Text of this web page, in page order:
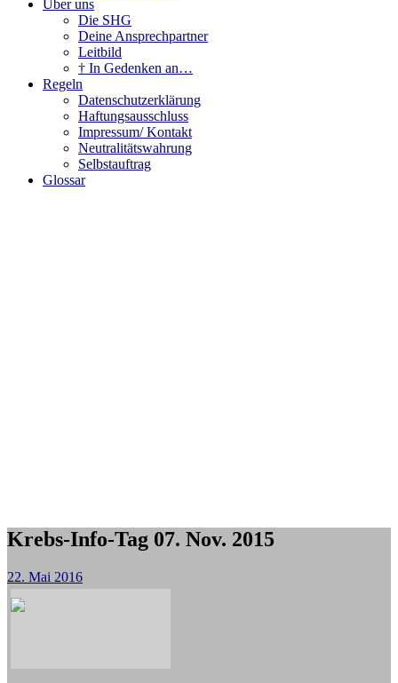
Über uns
Die SHG
Deine Ansprechpartner
Leitbild
† In Gedenken an…
Regeln
Datenschutzerklärung
Haftungsausschluss
Impressum/ Kontakt
Neutralitätswahrung
Selbstauftrag
Glossar
Krebs-Info-Tag 07. Nov. 2015
22. Mai 2016